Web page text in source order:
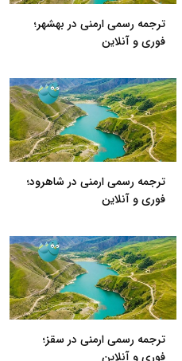
ترجمه رسمی ارمنی در بهشهر؛
فوری و آنلاین
ترجمه رسمی ارمنی در شاهرود؛
فوری و آنلاین
ترجمه رسمی ارمنی در سقز؛
فوری و آنلاین